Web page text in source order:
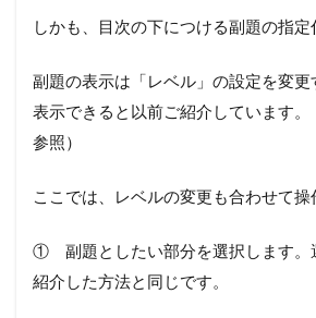
しかも、目次の下につける副題の指定
副題の表示は「レベル」の設定を変更
表示できると以前ご紹介しています。
参照）
ここでは、レベルの変更も合わせて操
① 副題としたい部分を選択します。
紹介した方法と同じです。